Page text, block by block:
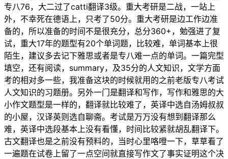
专八76，大二过了catti翻译3级。重大考研是二战，一站上
外，不幸死在德语上，只考了50分。重大考研是边工作边准
备的，所以准备的时间不是很充分，总分360+，勉强进了复
试，重大17年的题型有20个单词题，比较难，单词基本上很
陌生，建议多去记下雅思或者是专八难一点的单词。一篇完型
填空，还有阅读，summary，及35分的人文知识，文学方面
考的相对多一些，我准备这块的时候就用的之前老版专八考试
人文知识的习题册。另外一门是翻译和写作，写作和雅思的大
小作文题型是一样的，翻译就比较难了，英译中选自汤姆叔叔
的小屋，汉译英则选自聊斋。考试是万万没有想到翻译那么
难，英译中选段基本上没有看懂，时间比较紧就胡乱翻译下。
古文翻译也是之前没有预料的，当时心里咯噔一下，草草看了
一遍题在试卷上留了一点空间就直接写作文了事实证明这个决